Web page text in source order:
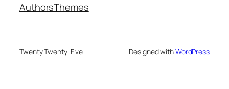
AuthorsThemes
Twenty Twenty-Five Designed withWordPress